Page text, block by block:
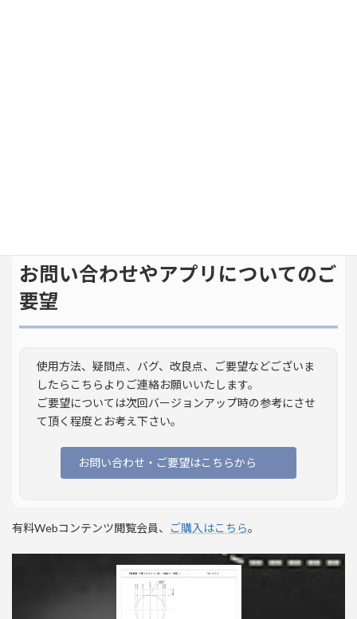
お問い合わせやアプリについてのご
要望
使用方法、疑問点、バグ、改良点、ご要望などございま
したらこちらよりご連絡お願いいたします。
ご要望については次回バージョンアップ時の参考にさせ
て頂く程度とお考え下さい。
お問い合わせ・ご要望はこちらから
有料Webコンテンツ閲覧会員、 ご購入はこちら。